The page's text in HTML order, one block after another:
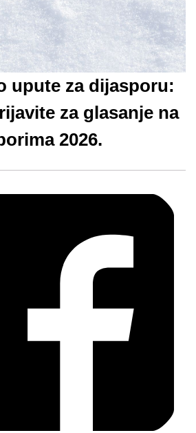
upute za dijasporu:
za glasanje na
2026.